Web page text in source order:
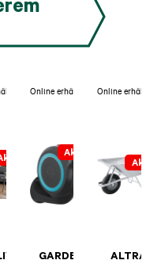
Online erhältlich
Aktion
GARDENA
Online erhältlich
Aktion
ALTRAD